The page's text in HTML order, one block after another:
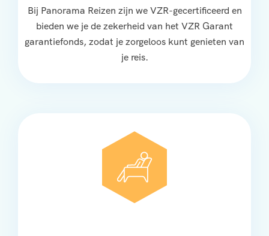
Bij Panorama Reizen zijn we VZR-gecertificeerd en
bieden we je de zekerheid van het VZR Garant
garantiefonds, zodat je zorgeloos kunt genieten van
je reis.